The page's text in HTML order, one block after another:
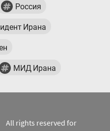
Россия
Ирана
МИД Ирана
All rights reserved for